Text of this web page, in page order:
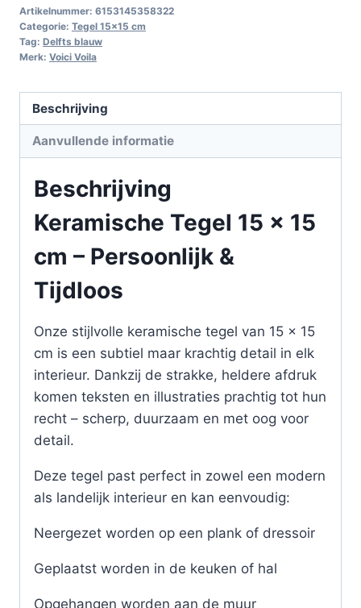
Artikelnummer: 6153145358322
Categorie: Tegel 15x15 cm
Tag: Delfts blauw
Merk: Voici Voila
Beschrijving
Aanvullende informatie
Beschrijving
Keramische Tegel 15 x 15
cm – Persoonlijk &
Tijdloos
Onze stijlvolle keramische tegel van 15 x 15
cm is een subtiel maar krachtig detail in elk
interieur. Dankzij de strakke, heldere afdruk
komen teksten en illustraties prachtig tot hun
recht – scherp, duurzaam en met oog voor
detail.
Deze tegel past perfect in zowel een modern
als landelijk interieur en kan eenvoudig:
Neergezet worden op een plank of dressoir
Geplaatst worden in de keuken of hal
Opgehangen worden aan de muur